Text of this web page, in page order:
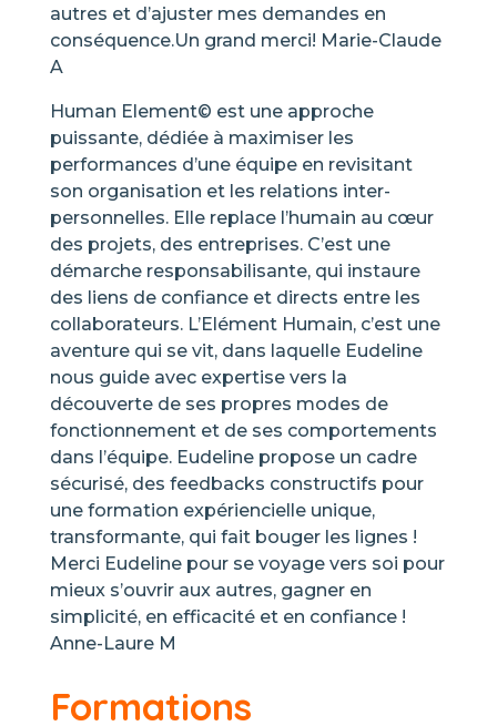
autres et d’ajuster mes demandes en
conséquence.Un grand merci! Marie-Claude
A
Human Element© est une approche
puissante, dédiée à maximiser les
performances d’une équipe en revisitant
son organisation et les relations inter-
personnelles. Elle replace l’humain au cœur
des projets, des entreprises. C’est une
démarche responsabilisante, qui instaure
des liens de confiance et directs entre les
collaborateurs. L’Elément Humain, c’est une
aventure qui se vit, dans laquelle Eudeline
nous guide avec expertise vers la
découverte de ses propres modes de
fonctionnement et de ses comportements
dans l’équipe. Eudeline propose un cadre
sécurisé, des feedbacks constructifs pour
une formation expériencielle unique,
transformante, qui fait bouger les lignes !
Merci Eudeline pour se voyage vers soi pour
mieux s’ouvrir aux autres, gagner en
simplicité, en efficacité et en confiance !
Anne-Laure M
Formations